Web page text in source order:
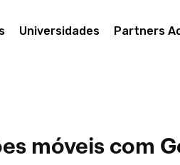
Universidades Partners
móveis com